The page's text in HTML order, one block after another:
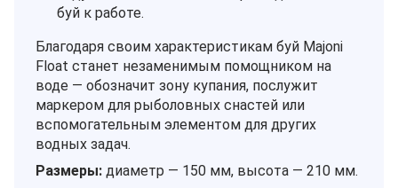
буй к работе.
Благодаря своим характеристикам буй Majoni
Float станет незаменимым помощником на
воде — обозначит зону купания, послужит
маркером для рыболовных снастей или
вспомогательным элементом для других
водных задач.
Размеры: диаметр — 150 мм, высота — 210 мм.